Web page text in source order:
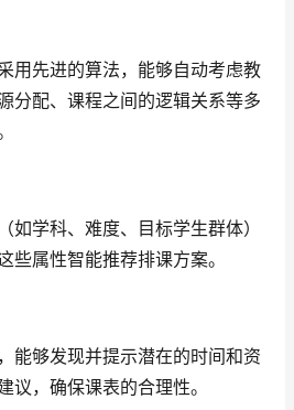
用先进的算法，能够自动考虑教
分配、课程之间的逻辑关系等多
如学科、难度、目标学生群体）
些属性智能推荐排课方案。
能够发现并提示潜在的时间和资
议，确保课表的合理性。